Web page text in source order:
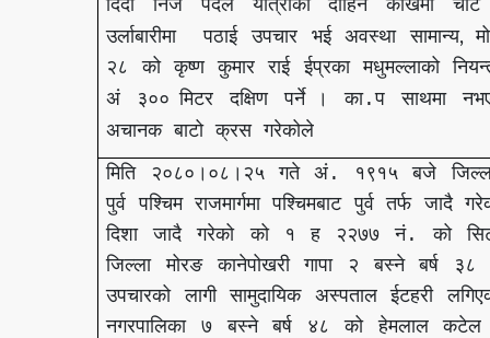
उर्लाबारीमा
पठाई उपचार भई अवस्था सामान्य,मो
२८
को कृष्ण कुमार राई ईप्रका मधुमल्लाको
अं
३०० मिटर दक्षिण पर्ने । का.प साथमा
अचानक बाटो क्रस गरेकोले
मिति
२०८०।०८।२५ गते अं . १९१५ बजे
पुर्व पश्चिम राजमार्गमा पश्चिमबाट पुर्व तर्फ जादै
दिशा
जादै गरेको को १ ह २२७७ नं.को
जिल्ला
मोरङ कानेपोखरी गापा २ बस्ने बर्ष
३८
उपचारको
लागी सामुदायिक अस्पताल ईटहरी
नगरपालिका
७ बस्ने बर्ष ४८ को हेमलाल
कटेल